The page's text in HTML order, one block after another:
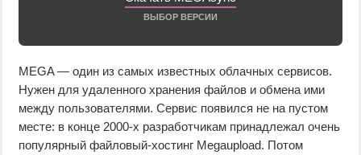
ВЫБОР ВЕРСИИ
MEGA — один из самых известных облачных сервисов.
Нужен для удаленного хранения файлов и обмена ими
между пользователями. Сервис появился не на пустом
месте: в конце 2000-х разработчикам принадлежал очень
популярный файловый-хостинг Megaupload. Потом